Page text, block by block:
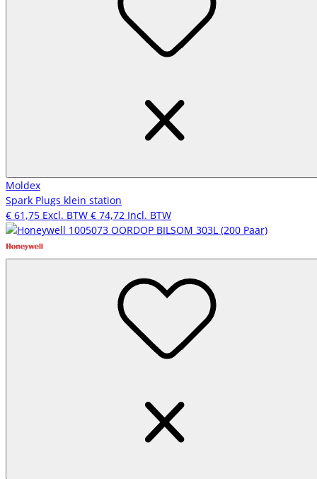
Moldex
Spark Plugs klein station
€ 61,75 Excl. BTW € 74,72 Incl. BTW